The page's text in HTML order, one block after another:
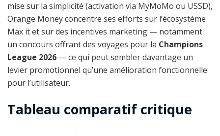
mise sur la simplicité (activation via MyMoMo ou USSD),
Orange Money concentre ses efforts sur l’écosystème
Max it et sur des incentives marketing — notamment
un concours offrant des voyages pour la Champions
League 2026 — ce qui peut sembler davantage un
levier promotionnel qu’une amélioration fonctionnelle
pour l’utilisateur.
Tableau comparatif critique